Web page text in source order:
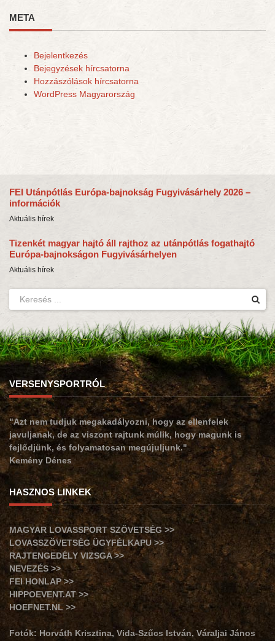
META
Bejelentkezés
Bejegyzések hírcsatorna
Hozzászólások hírcsatorna
WordPress Magyarország
FEI Utánpótlás Európa-bajnokság Fugyivásárhely 2026 –
információk
Aktuális hírek
Tizenkét magyar hajtó áll rajthoz az utánpótlás fogathajtó
Európa-bajnokságon Fugyivásárhelyen
Aktuális hírek
VERSENYSPORTRÓL
"Azt nem tudjuk megakadályozni, hogy az ellenfelek
javuljanak, de az viszont rajtunk múlik, hogy magunk is
fejlődjünk, és folyamatosan megújuljunk."
Kemény Dénes
HASZNOS LINKEK
MAGYAR LOVASSPORT SZÖVETSÉG >>
LOVASSZÖVETSÉG ÜGYFÉLKAPU >>
RAJTENGEDÉLY VIZSGA >>
NEVEZÉS >>
FEI HONLAP >>
HIPPOEVENT.AT >>
HOEFNET.NL >>
Fotók: Horváth Krisztina, Vida-Szűcs István, Váraljai János